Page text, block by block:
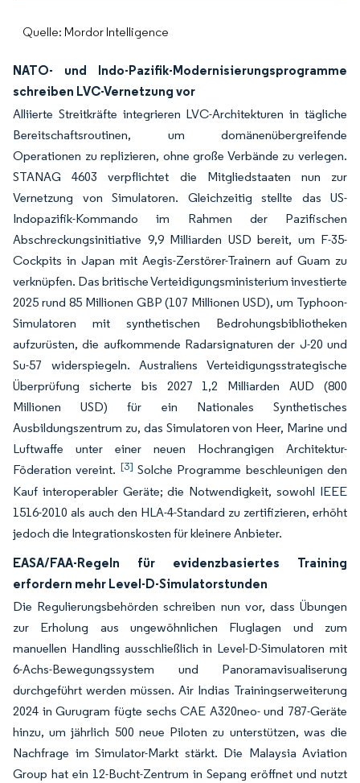
Quelle: Mordor Intelligence
NATO- und Indo-Pazifik-Modernisierungsprogramme
schreiben LVC-Vernetzung vor
Alliierte Streitkräfte integrieren LVC-Architekturen in tägliche
Bereitschaftsroutinen, um domänenübergreifende
Operationen zu replizieren, ohne große Verbände zu verlegen.
STANAG 4603 verpflichtet die Mitgliedstaaten nun zur
Vernetzung von Simulatoren. Gleichzeitig stellte das US-
Indopazifik-Kommando im Rahmen der Pazifischen
Abschreckungsinitiative 9,9 Milliarden USD bereit, um F-35-
Cockpits in Japan mit Aegis-Zerstörer-Trainern auf Guam zu
verknüpfen. Das britische Verteidigungsministerium investierte
2025 rund 85 Millionen GBP (107 Millionen USD), um Typhoon-
Simulatoren mit synthetischen Bedrohungsbibliotheken
aufzurüsten, die aufkommende Radarsignaturen der J-20 und
Su-57 widerspiegeln. Australiens Verteidigungsstrategische
Überprüfung sicherte bis 2027 1,2 Milliarden AUD (800
Millionen USD) für ein Nationales Synthetisches
Ausbildungszentrum zu, das Simulatoren von Heer, Marine und
Luftwaffe unter einer neuen Hochrangigen Architektur-
Föderation vereint. [3] Solche Programme beschleunigen den
Kauf interoperabler Geräte; die Notwendigkeit, sowohl IEEE
1516-2010 als auch den HLA-4-Standard zu zertifizieren, erhöht
jedoch die Integrationskosten für kleinere Anbieter.
EASA/FAA-Regeln für evidenzbasiertes Training
erfordern mehr Level-D-Simulatorstunden
Die Regulierungsbehörden schreiben nun vor, dass Übungen
zur Erholung aus ungewöhnlichen Fluglagen und zum
manuellen Handling ausschließlich in Level-D-Simulatoren mit
6-Achs-Bewegungssystem und Panoramavisualiserung
durchgeführt werden müssen. Air Indias Trainingserweiterung
2024 in Gurugram fügte sechs CAE A320neo- und 787-Geräte
hinzu, um jährlich 500 neue Piloten zu unterstützen, was die
Nachfrage im Simulator-Markt stärkt. Die Malaysia Aviation
Group hat ein 12-Bucht-Zentrum in Sepang eröffnet und nutzt